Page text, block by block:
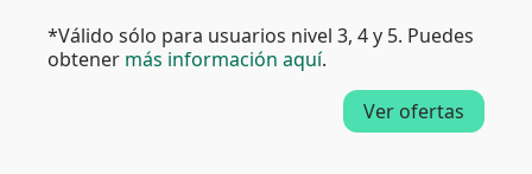
*Válido sólo para usuarios nivel 3, 4 y 5. Puedes
obtener más información aquí.
Ver ofertas